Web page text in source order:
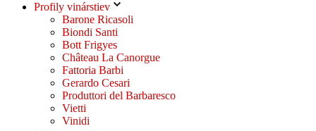
Profily vinárstiev
Barone Ricasoli
Biondi Santi
Bott Frigyes
Château La Canorgue
Fattoria Barbi
Gerardo Cesari
Produttori del Barbaresco
Vietti
Vinidi